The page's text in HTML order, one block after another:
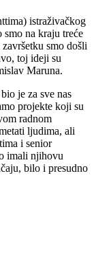
istraživačkog
na kraju treće
smo došli
toj ideji su
Maruna.
je za sve nas
projekte koji su
radnom
ljudima, ali
i senior
imali njihovu
bilo i presudno